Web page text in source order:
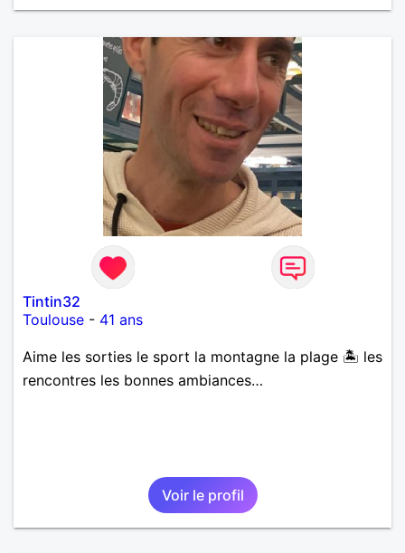
Tintin32
Toulouse - 41 ans
Aime les sorties le sport la montagne la plage 🏝️ les
rencontres les bonnes ambiances…
Voir le profil